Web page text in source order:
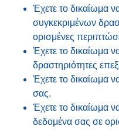
Έχετε το δικαίωμα
συγκεκριμένων
ορισμένες
Έχετε το δικαίωμα
δραστηριότητες
Έχετε το δικαίωμα
σας.
Έχετε το δικαίωμα
δεδομένα σας σε